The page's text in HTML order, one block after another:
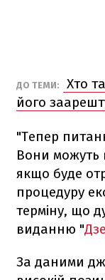
ДО ТЕМИ:
Хто
його
"Тепер
Вони можуть
якщо буде
процедуру
терміну, що
виданню "
За даними